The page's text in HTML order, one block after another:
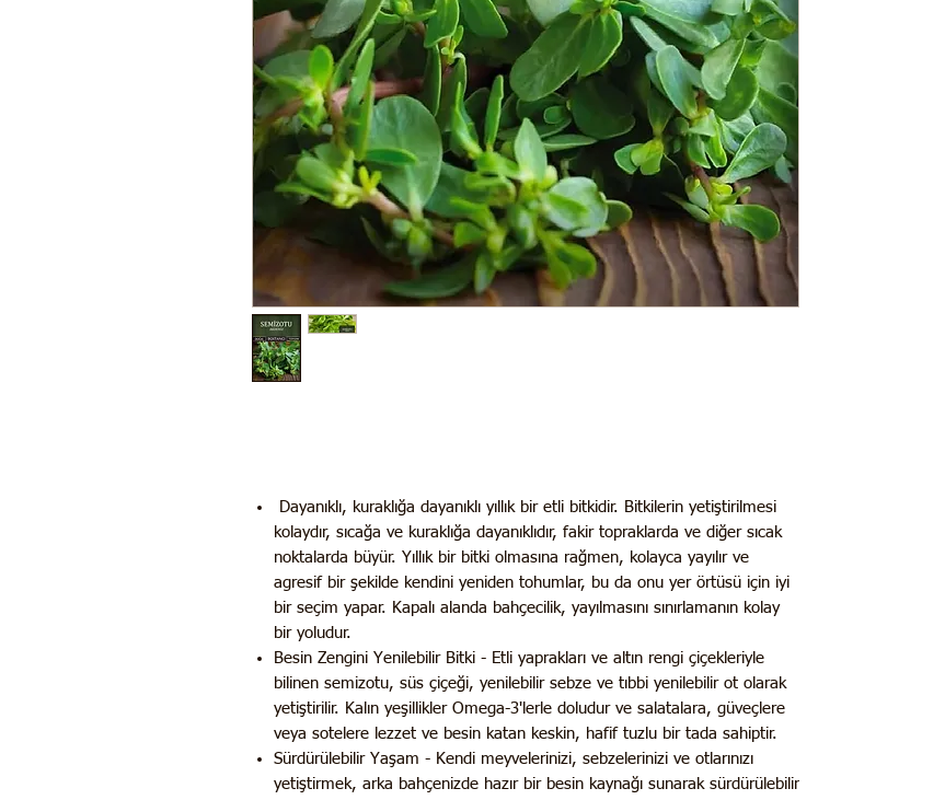
Dayanıklı, kuraklığa dayanıklı yıllık bir etli bitkidir. Bitkilerin yetiştirilmesi
kolaydır, sıcağa ve kuraklığa dayanıklıdır, fakir topraklarda ve diğer sıcak
noktalarda büyür. Yıllık bir bitki olmasına rağmen, kolayca yayılır ve
agresif bir şekilde kendini yeniden tohumlar, bu da onu yer örtüsü için iyi
bir seçim yapar. Kapalı alanda bahçecilik, yayılmasını sınırlamanın kolay
bir yoludur.
Besin Zengini Yenilebilir Bitki - Etli yaprakları ve altın rengi çiçekleriyle
bilinen semizotu, süs çiçeği, yenilebilir sebze ve tıbbi yenilebilir ot olarak
yetiştirilir. Kalın yeşillikler Omega-3'lerle doludur ve salatalara, güveçlere
veya sotelere lezzet ve besin katan keskin, hafif tuzlu bir tada sahiptir.
Sürdürülebilir Yaşam - Kendi meyvelerinizi, sebzelerinizi ve otlarınızı
yetiştirmek, arka bahçenizde hazır bir besin kaynağı sunarak sürdürülebilir